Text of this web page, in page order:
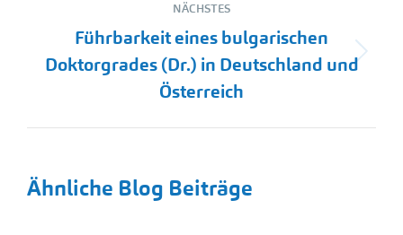
NÄCHSTES
Nächster
Beitrag:
Führbarkeit eines bulgarischen
Doktorgrades (Dr.) in Deutschland und
Österreich
Ähnliche Blog Beiträge